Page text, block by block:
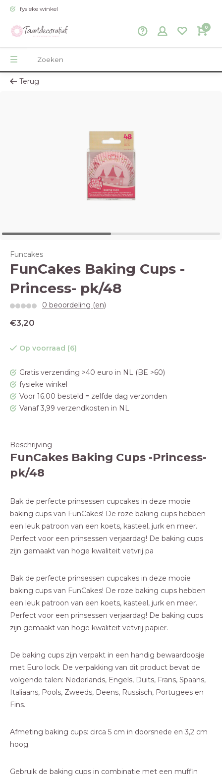
fysieke winkel
0
Terug
Funcakes
FunCakes Baking Cups -
Princess- pk/48
0 beoordeling (en)
€3,20
Op voorraad (6)
Gratis verzending >40 euro in NL (BE >60)
fysieke winkel
Voor 16.00 besteld = zelfde dag verzonden
Vanaf 3,99 verzendkosten in NL
Beschrijving
FunCakes Baking Cups -Princess-
pk/48
Bak de perfecte prinsessen cupcakes in deze mooie
baking cups van FunCakes! De roze baking cups hebben
een leuk patroon van een koets, kasteel, jurk en meer.
Perfect voor een prinsessen verjaardag! De baking cups
zijn gemaakt van hoge kwaliteit vetvrij pa
Bak de perfecte prinsessen cupcakes in deze mooie
baking cups van FunCakes! De roze baking cups hebben
een leuk patroon van een koets, kasteel, jurk en meer.
Perfect voor een prinsessen verjaardag! De baking cups
zijn gemaakt van hoge kwaliteit vetvrij papier.
De baking cups zijn verpakt in een handig bewaardoosje
met Euro lock. De verpakking van dit product bevat de
volgende talen: Nederlands, Engels, Duits, Frans, Spaans,
Italiaans, Pools, Zweeds, Deens, Russisch, Portugees en
Fins.
Afmeting baking cups: circa 5 cm in doorsnede en 3,2 cm
hoog.
Gebruik de baking cups in combinatie met een muffin